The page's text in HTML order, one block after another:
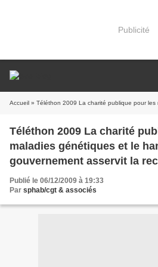
Publicité
Accueil » Téléthon 2009 La charité publique pour les maladies génétiques et le handicap alors
Téléthon 2009 La charité
maladies génétiques et le
gouvernement asservit la
aux industriels !
Publié le 06/12/2009 à 19:33
Par sphab/cgt & associés